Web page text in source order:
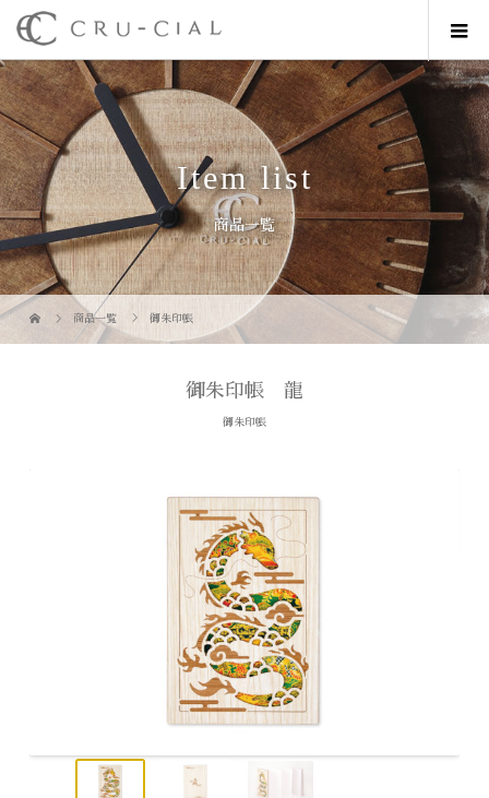
Item list
商品一覧
商品一覧 御朱印帳
御朱印帳 龍
御朱印帳